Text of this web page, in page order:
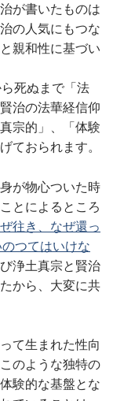
が書いたものは
の人気にもつな
親和性に基づい
死ぬまで「法
治の法華経信仰
宗的」、「体験
ておられます。
が物心ついた時
とによるところ
往き、なぜ還っ
つてはいけな
浄土真宗と賢治
から、大変に共
て生まれた性向
のような独特の
験的な基盤とな